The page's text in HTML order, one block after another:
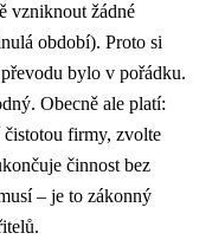
vzniknout žádné
období). Proto si
bylo v pořádku.
Obecně ale platí:
čistotou firmy, zvolte
činnost bez
– je to zákonný